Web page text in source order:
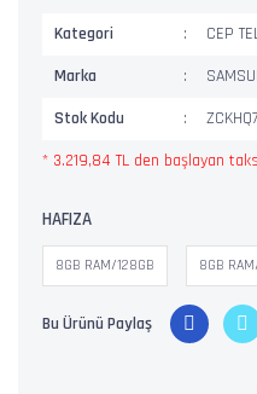
Kategori CEP
Marka
Stok Kodu
* 3.219,84 TL den başlayan
HAFIZA
8GB RAM/128GB 8GB
Bu Ürünü Paylaş